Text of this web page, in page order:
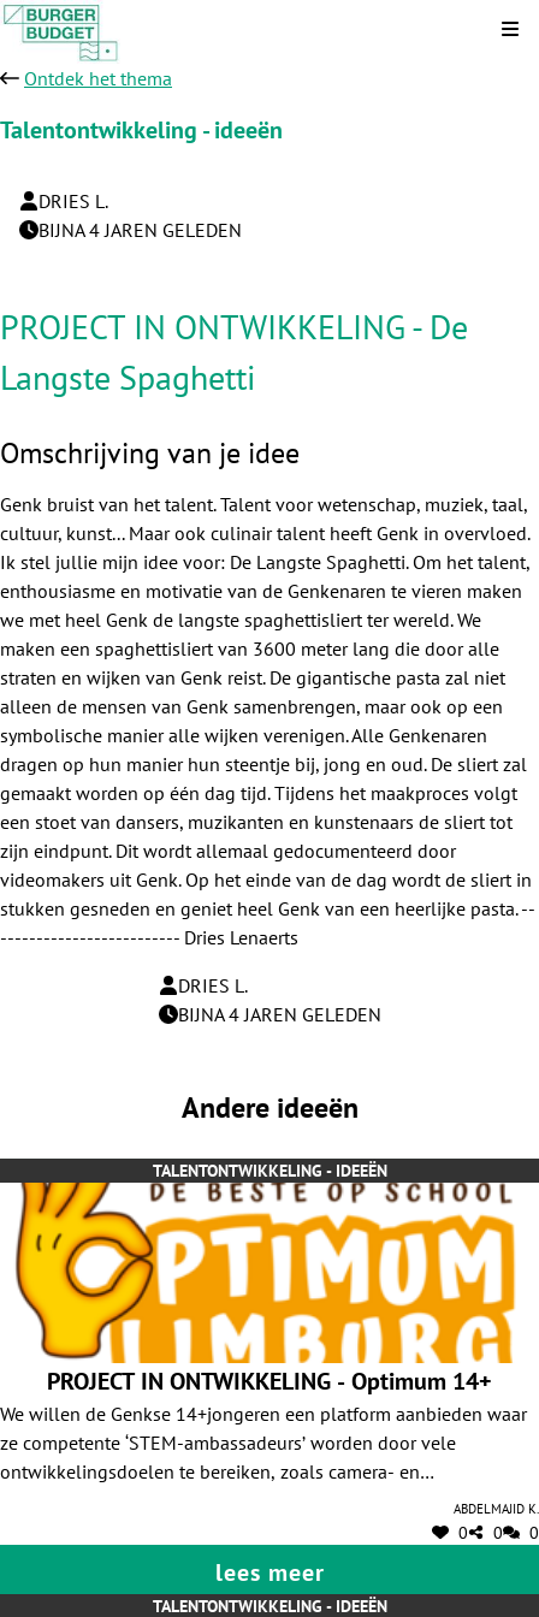
Ontdek het thema
Talentontwikkeling - ideeën
DRIES L.
BIJNA 4 JAREN GELEDEN
PROJECT IN ONTWIKKELING - De
Langste Spaghetti
Omschrijving van je idee
Genk bruist van het talent. Talent voor wetenschap, muziek, taal,
cultuur, kunst... Maar ook culinair talent heeft Genk in overvloed.
Ik stel jullie mijn idee voor: De Langste Spaghetti. Om het talent,
enthousiasme en motivatie van de Genkenaren te vieren maken
we met heel Genk de langste spaghettisliert ter wereld. We
maken een spaghettisliert van 3600 meter lang die door alle
straten en wijken van Genk reist. De gigantische pasta zal niet
alleen de mensen van Genk samenbrengen, maar ook op een
symbolische manier alle wijken verenigen. Alle Genkenaren
dragen op hun manier hun steentje bij, jong en oud. De sliert zal
gemaakt worden op één dag tijd. Tijdens het maakproces volgt
een stoet van dansers, muzikanten en kunstenaars de sliert tot
zijn eindpunt. Dit wordt allemaal gedocumenteerd door
videomakers uit Genk. Op het einde van de dag wordt de sliert in
stukken gesneden en geniet heel Genk van een heerlijke pasta. --
------------------------- Dries Lenaerts
DRIES L.
BIJNA 4 JAREN GELEDEN
Andere ideeën
TALENTONTWIKKELING - IDEEËN
PROJECT IN ONTWIKKELING - Optimum 14+
We willen de Genkse 14+jongeren een platform aanbieden waar
ze competente ‘STEM-ambassadeurs’ worden door vele
ontwikkelingsdoelen te bereiken, zoals camera- en
handvaardigheden, interview-, beeldvormings-, trendsettings-,
werken met sociale media, mediawijsheid, stimuleren van
Abdelmajid K.
0 0 0
lees meer
TALENTONTWIKKELING - IDEEËN